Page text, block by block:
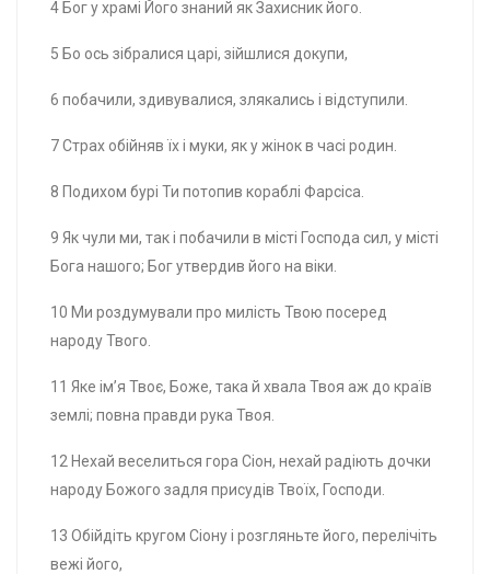
4 Бог у храмі Його знаний як Захисник його.
5 Бо ось зібралися царі, зійшлися докупи,
6 побачили, здивувалися, злякались і відступили.
7 Страх обійняв їх і муки, як у жінок в часі родин.
8 Подихом бурі Ти потопив кораблі Фарсіса.
9 Як чули ми, так і побачили в місті Господа сил, у місті
Бога нашого; Бог утвердив його на віки.
10 Ми роздумували про милість Твою посеред
народу Твого.
11 Яке ім’я Твоє, Боже, така й хвала Твоя аж до країв
землі; повна правди рука Твоя.
12 Нехай веселиться гора Сіон, нехай радіють дочки
народу Божого задля присудів Твоїх, Господи.
13 Обійдіть кругом Сіону і розгляньте його, перелічіть
вежі його,